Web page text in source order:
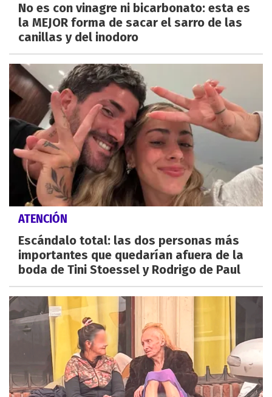
No es con vinagre ni bicarbonato: esta es
la MEJOR forma de sacar el sarro de las
canillas y del inodoro
ATENCIÓN
Escándalo total: las dos personas más
importantes que quedarían afuera de la
boda de Tini Stoessel y Rodrigo de Paul